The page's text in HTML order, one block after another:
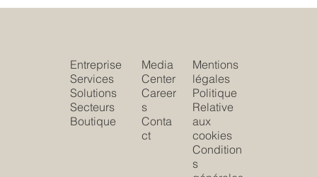
Entreprise
Services
Solutions
Secteurs
Boutique
Media
Center
Career
s
Conta
ct
Mentions
légales
Politique
Relative
aux
cookies
Condition
s